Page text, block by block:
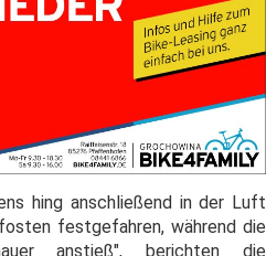
hing anschließend in der Luft
festgefahren, während die
anstieß", berichten die